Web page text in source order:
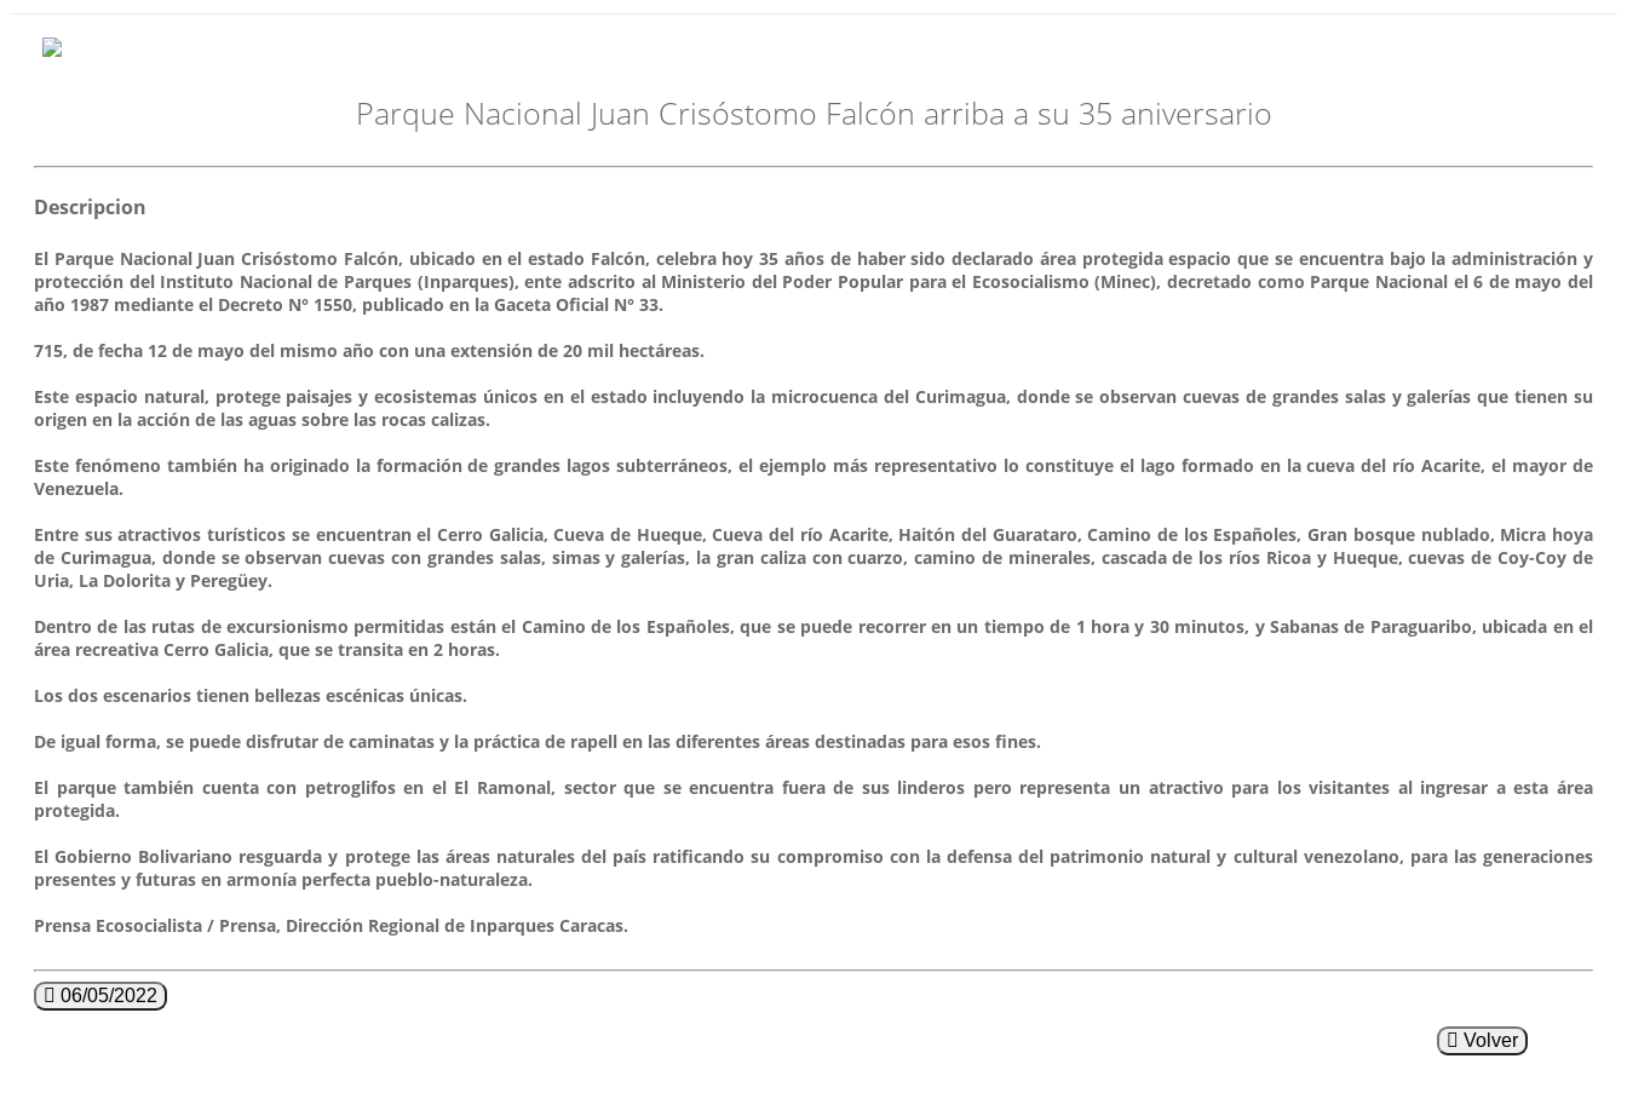
Parque Nacional Juan Crisóstomo Falcón arriba a su 35 aniversario
Descripcion
El Parque Nacional Juan Crisóstomo Falcón, ubicado en el estado Falcón, celebra hoy 35 años de haber sido declarado área protegida espacio que se encuentra bajo la administración y
protección del Instituto Nacional de Parques (Inparques), ente adscrito al Ministerio del Poder Popular para el Ecosocialismo (Minec), decretado como Parque Nacional el 6 de mayo del
año 1987 mediante el Decreto N° 1550, publicado en la Gaceta Oficial N° 33.
715, de fecha 12 de mayo del mismo año con una extensión de 20 mil hectáreas.
Este espacio natural, protege paisajes y ecosistemas únicos en el estado incluyendo la microcuenca del Curimagua, donde se observan cuevas de grandes salas y galerías que tienen su
origen en la acción de las aguas sobre las rocas calizas.
Este fenómeno también ha originado la formación de grandes lagos subterráneos, el ejemplo más representativo lo constituye el lago formado en la cueva del río Acarite, el mayor de
Venezuela.
Entre sus atractivos turísticos se encuentran el Cerro Galicia, Cueva de Hueque, Cueva del río Acarite, Haitón del Guarataro, Camino de los Españoles, Gran bosque nublado, Micra hoya
de Curimagua, donde se observan cuevas con grandes salas, simas y galerías, la gran caliza con cuarzo, camino de minerales, cascada de los ríos Ricoa y Hueque, cuevas de Coy-Coy de
Uria, La Dolorita y Peregüey.
Dentro de las rutas de excursionismo permitidas están el Camino de los Españoles, que se puede recorrer en un tiempo de 1 hora y 30 minutos, y Sabanas de Paraguaribo, ubicada en el
área recreativa Cerro Galicia, que se transita en 2 horas.
Los dos escenarios tienen bellezas escénicas únicas.
De igual forma, se puede disfrutar de caminatas y la práctica de rapell en las diferentes áreas destinadas para esos fines.
El parque también cuenta con petroglifos en el El Ramonal, sector que se encuentra fuera de sus linderos pero representa un atractivo para los visitantes al ingresar a esta área
protegida.
El Gobierno Bolivariano resguarda y protege las áreas naturales del país ratificando su compromiso con la defensa del patrimonio natural y cultural venezolano, para las generaciones
presentes y futuras en armonía perfecta pueblo-naturaleza.
Prensa Ecosocialista / Prensa, Dirección Regional de Inparques Caracas.
06/05/2022
Volver